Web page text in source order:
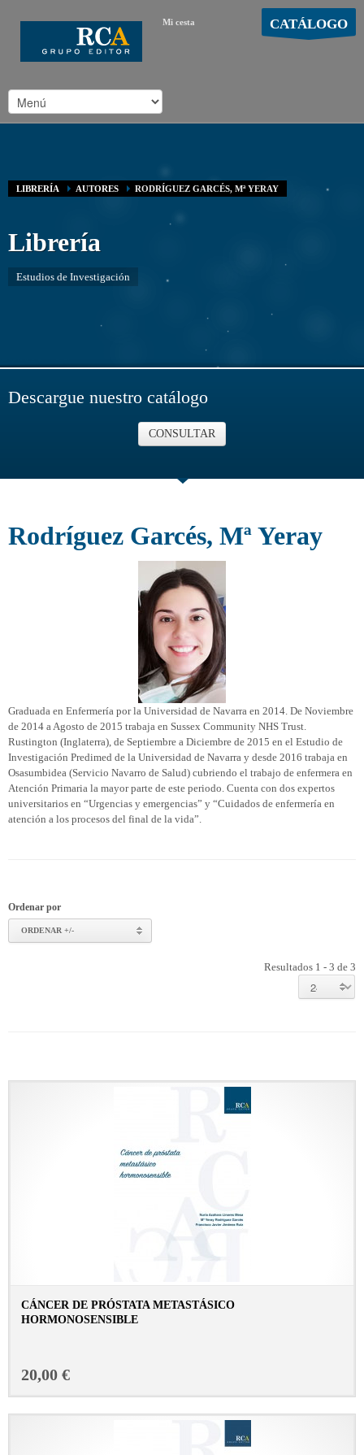
Mi cesta CATÁLOGO
LIBRERÍA AUTORES RODRÍGUEZ GARCÉS, Mª YERAY
Librería
Estudios de Investigación
Descargue nuestro catálogo
CONSULTAR
Rodríguez Garcés, Mª Yeray
Graduada en Enfermería por la Universidad de Navarra en 2014. De Noviembre
de 2014 a Agosto de 2015 trabaja en Sussex Community NHS Trust.
Rustington (Inglaterra), de Septiembre a Diciembre de 2015 en el Estudio de
Investigación Predimed de la Universidad de Navarra y desde 2016 trabaja en
Osasumbidea (Servicio Navarro de Salud) cubriendo el trabajo de enfermera en
Atención Primaria la mayor parte de este periodo. Cuenta con dos expertos
universitarios en “Urgencias y emergencias” y “Cuidados de enfermería en
atención a los procesos del final de la vida”.
Ordenar por
ORDENAR +/-
Resultados 1 - 3 de 3
CÁNCER DE PRÓSTATA METASTÁSICO
HORMONOSENSIBLE
20,00 €